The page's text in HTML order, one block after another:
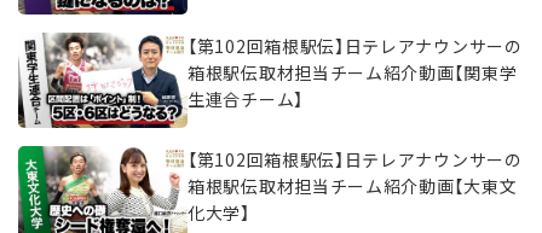
【第102回箱根駅伝】日テレアナウンサーの
箱根駅伝取材担当チーム紹介動画【関東学
生連合チーム】
【第102回箱根駅伝】日テレアナウンサーの
箱根駅伝取材担当チーム紹介動画【大東文
化大学】